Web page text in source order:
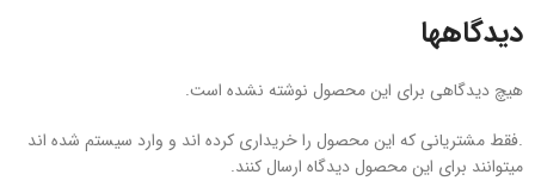
دیدگاهها
هیچ دیدگاهی برای این محصول نوشته نشده است.
.فقط مشتریانی که این محصول را خریداری کرده اند و وارد سیستم شده اند
میتوانند برای این محصول دیدگاه ارسال کنند.